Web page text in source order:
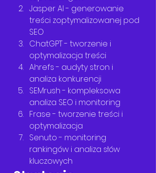
Jasper AI - generowanie
treści zoptymalizowanej pod
SEO
ChatGPT - tworzenie i
optymalizacja treści
Ahrefs - audyty stron i
analiza konkurencji
SEMrush - kompleksowa
analiza SEO i monitoring
Frase - tworzenie treści i
optymalizacja
Senuto - monitoring
rankingów i analiza słów
kluczowych